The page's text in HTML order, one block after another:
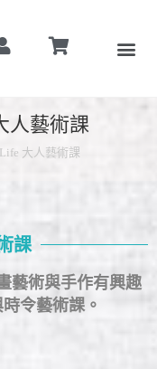
人藝術課
大人藝術課
課
藝術與手作有興趣
令藝術課。